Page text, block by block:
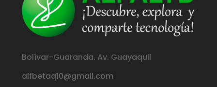
Bolívar-Guaranda. Av. Guayaquil
alfbetaq10@gmail.com